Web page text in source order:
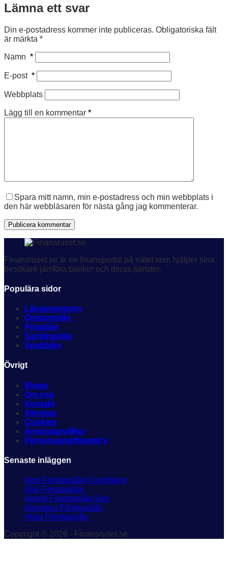
Lämna ett svar
Din e-postadress kommer inte publiceras. Obligatoriska fält
är märkta *
Namn *
E-post *
Webbplats
Lägg till en kommentar *
Spara mitt namn, min e-postadress och min webbplats i
den här webbläsaren för nästa gång jag kommenterar.
Publicera kommentar
Finansruset.se är en finansportal på nätet som hjälper sina
besökare jämföra banker och deras tjänster.
Populära sidor
Långeneratorn
Omstartslån
Privatlån
Samlingslån
Snabblån
Övrigt
Blogg
Om oss
Kontakt
Sitemap
Cookies
Användarvillkor
Personuppgiftspolicy
Senaste inläggen
Almi Företagslån Kundtjänst
Alla Företagslån
Ansök Företagslån Seb
Amortera Företagslån
Aktia Företagslån
Copyright © 2026 - Finansruset.se